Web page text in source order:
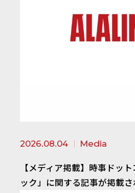
2026.08.04 Media
【メディア掲載】時事ドッ
ック」に関する記事が掲載